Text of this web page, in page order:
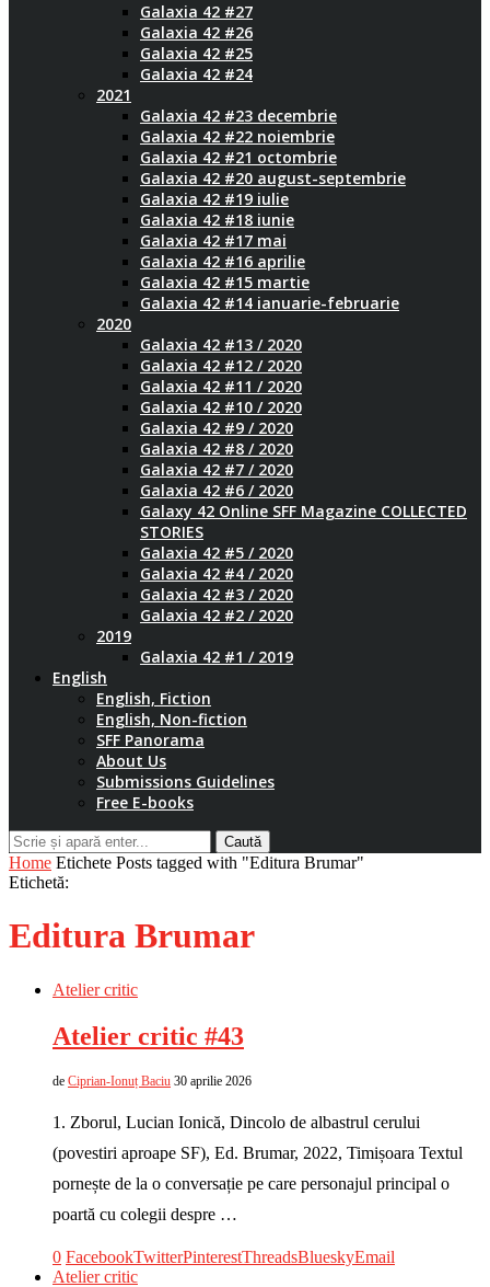
Galaxia 42 #27
Galaxia 42 #26
Galaxia 42 #25
Galaxia 42 #24
2021
Galaxia 42 #23 decembrie
Galaxia 42 #22 noiembrie
Galaxia 42 #21 octombrie
Galaxia 42 #20 august-septembrie
Galaxia 42 #19 iulie
Galaxia 42 #18 iunie
Galaxia 42 #17 mai
Galaxia 42 #16 aprilie
Galaxia 42 #15 martie
Galaxia 42 #14 ianuarie-februarie
2020
Galaxia 42 #13 / 2020
Galaxia 42 #12 / 2020
Galaxia 42 #11 / 2020
Galaxia 42 #10 / 2020
Galaxia 42 #9 / 2020
Galaxia 42 #8 / 2020
Galaxia 42 #7 / 2020
Galaxia 42 #6 / 2020
Galaxy 42 Online SFF Magazine COLLECTED
STORIES
Galaxia 42 #5 / 2020
Galaxia 42 #4 / 2020
Galaxia 42 #3 / 2020
Galaxia 42 #2 / 2020
2019
Galaxia 42 #1 / 2019
English
English, Fiction
English, Non-fiction
SFF Panorama
About Us
Submissions Guidelines
Free E-books
Caută
Home Etichete Posts tagged with "Editura Brumar"
Etichetă:
Editura Brumar
Atelier critic
Atelier critic #43
de Ciprian-Ionuț Baciu 30 aprilie 2026
1. Zborul, Lucian Ionică, Dincolo de albastrul cerului
(povestiri aproape SF), Ed. Brumar, 2022, Timișoara Textul
pornește de la o conversație pe care personajul principal o
poartă cu colegii despre …
0 FacebookTwitterPinterestThreadsBlueskyEmail
Atelier critic